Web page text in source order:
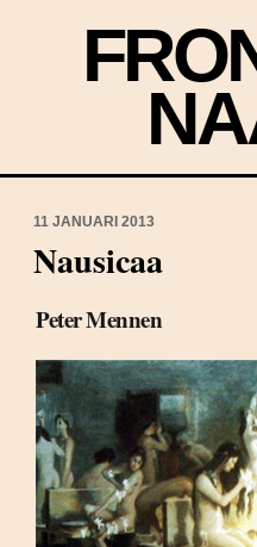
11 JANUARI 2013
Nausicaa
Peter Mennen